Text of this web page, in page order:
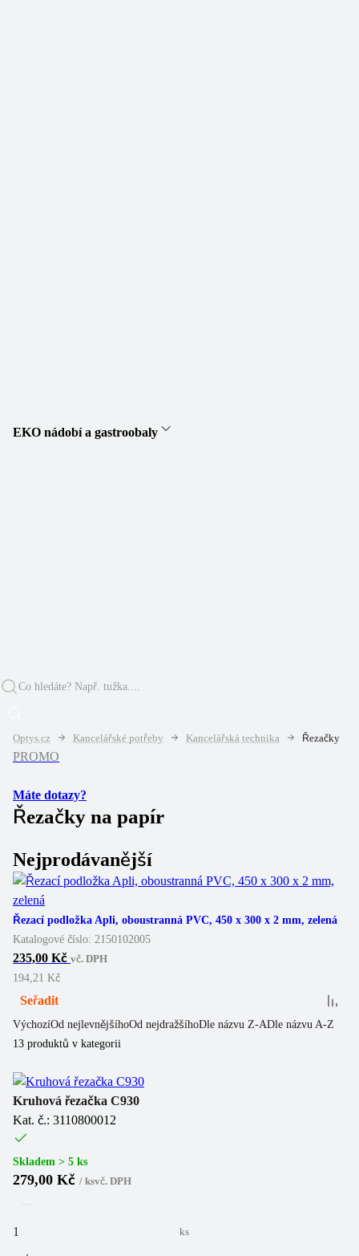
EKO nádobí a gastroobaly
Optys.cz Kancelářské potřeby Kancelářská technika Řezačky
PROMO
Máte dotazy?
Řezačky na papír
Nejprodávanější
Řezací podložka Apli, oboustranná PVC, 450 x 300 x 2 mm, zelená
Katalogové číslo: 2150102005
235,00 Kč vč. DPH
194,21 Kč
Seřadit
VýchozíOd nejlevnějšíhoOd nejdražšíhoDle názvu Z-ADle názvu A-Z
13 produktů v kategorii
Kruhová řezačka C930
Kat. č.: 3110800012
Skladem > 5 ks
279,00 Kč / ksvč. DPH
ks